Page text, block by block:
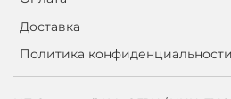
Доставка
Политика